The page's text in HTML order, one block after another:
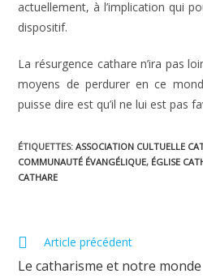
actuellement, à l’implication qui
dispositif.
La résurgence cathare n’ira pas
moyens de perdurer en ce
puisse dire est qu’il ne lui est pas
ÉTIQUETTES:ASSOCIATION CULTUELLE
COMMUNAUTÉ ÉVANGÉLIQUE, ÉGLISE
CATHARE
Read
articles
Article précédent
Le catharisme et notre monde